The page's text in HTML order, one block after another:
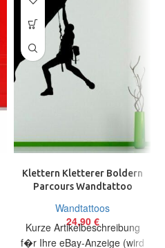
Klettern Kletterer Boldern
Parcours Wandtattoo
56×75 cm
Wandtattoos
24,90 €
Kurze Artikelbeschreibung
f�r Ihre eBay-Anzeige (wird